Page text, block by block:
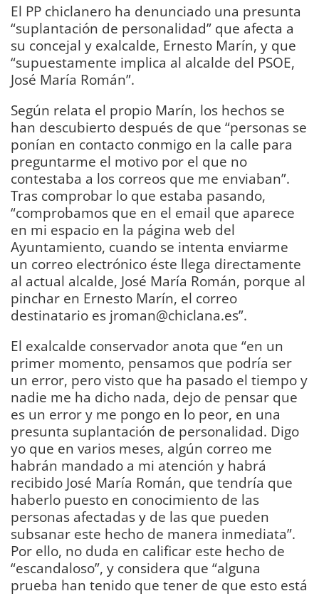
El PP chiclanero ha denunciado una presunta
“suplantación de personalidad” que afecta a
su concejal y exalcalde, Ernesto Marín, y que
“supuestamente implica al alcalde del PSOE,
José María Román”.
Según relata el propio Marín, los hechos se
han descubierto después de que “personas se
ponían en contacto conmigo en la calle para
preguntarme el motivo por el que no
contestaba a los correos que me enviaban”.
Tras comprobar lo que estaba pasando,
“comprobamos que en el email que aparece
en mi espacio en la página web del
Ayuntamiento, cuando se intenta enviarme
un correo electrónico éste llega directamente
al actual alcalde, José María Román, porque al
pinchar en Ernesto Marín, el correo
destinatario es jroman@chiclana.es”.
El exalcalde conservador anota que “en un
primer momento, pensamos que podría ser
un error, pero visto que ha pasado el tiempo y
nadie me ha dicho nada, dejo de pensar que
es un error y me pongo en lo peor, en una
presunta suplantación de personalidad. Digo
yo que en varios meses, algún correo me
habrán mandado a mi atención y habrá
recibido José María Román, que tendría que
haberlo puesto en conocimiento de las
personas afectadas y de las que pueden
subsanar este hecho de manera inmediata”.
Por ello, no duda en calificar este hecho de
“escandaloso”, y considera que “alguna
prueba han tenido que tener de que esto está